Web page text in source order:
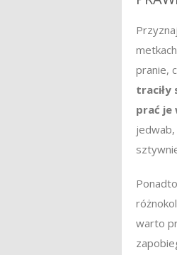
pranie,
traciły
prać je
warto